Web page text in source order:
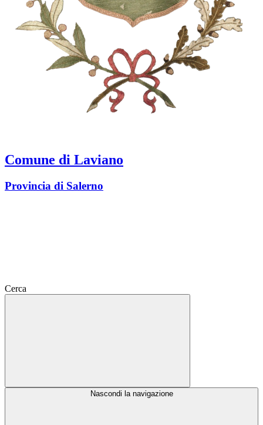
Comune di Laviano
Provincia di Salerno
Cerca
Nascondi la navigazione